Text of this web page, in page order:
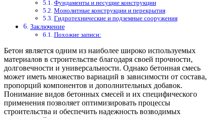
Фундаменты и несущие конструкции
Монолитные конструкции и перекрытия
Гидротехнические и подземные сооружения
Заключение
Похожие записи:
Бетон является одним из наиболее широко используемых
материалов в строительстве благодаря своей прочности,
долговечности и универсальности. Однако бетонная смесь
может иметь множество вариаций в зависимости от состава,
пропорций компонентов и дополнительных добавок.
Понимание видов бетонных смесей и их специфического
применения позволяет оптимизировать процессы
строительства и обеспечить надежность возводимых